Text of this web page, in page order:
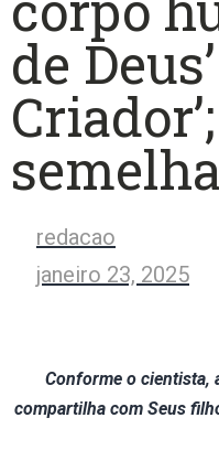
de
redacao
janeiro 23, 2025
Conforme o cientista,
compartilha com Seus